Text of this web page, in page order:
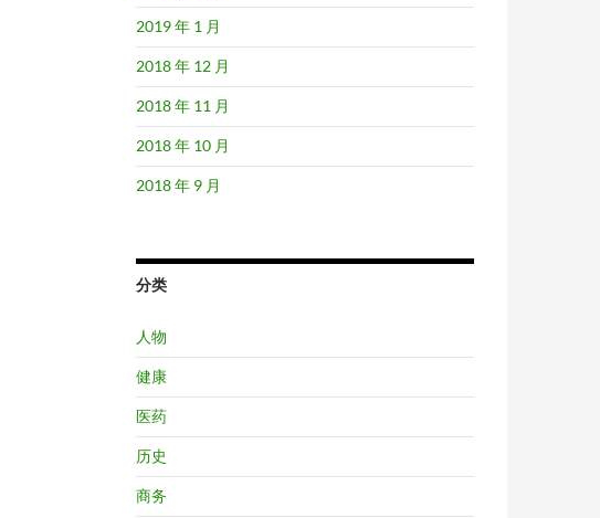
2019 年 1 月
2018 年 12 月
2018 年 11 月
2018 年 10 月
2018 年 9 月
分类
人物
健康
医药
历史
商务